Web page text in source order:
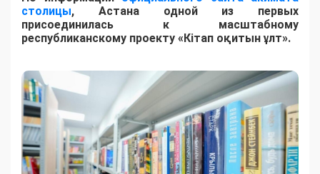
столицы, Астана одной из первых
присоединилась к масштабному
республиканскому проекту «Кітап оқитын ұлт».